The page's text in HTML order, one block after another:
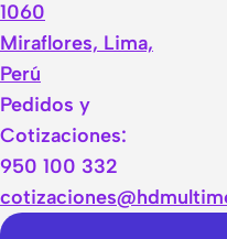
1060
Miraflores, Lima,
Perú
Pedidos y
Cotizaciones:
950 100 332